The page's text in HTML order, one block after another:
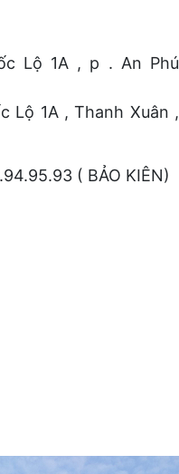
Lộ 1A , p . An Phú
Lộ 1A , Thanh Xuân ,
( BẢO KIÊN)